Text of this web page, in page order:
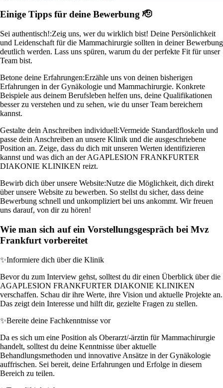
Einige Tipps für deine Bewerbung 🫡
Sei authentisch!:Zeig uns, wer du wirklich bist! Deine Persönlichkeit
und Leidenschaft für die Mammachirurgie sollten in deiner Bewerbung
deutlich werden. Lass uns spüren, warum du der perfekte Fit für unser
Team bist.
Betone deine Erfahrungen:Erzähle uns von deinen bisherigen
Erfahrungen in der Gynäkologie und Mammachirurgie. Konkrete
Beispiele aus deinem Berufsleben helfen uns, deine Qualifikationen
besser zu verstehen und zu sehen, wie du unser Team bereichern
kannst.
Gestalte dein Anschreiben individuell:Vermeide Standardfloskeln und
passe dein Anschreiben an unsere Klinik und die ausgeschriebene
Position an. Zeige, dass du dich mit unseren Werten identifizieren
kannst und was dich an der AGAPLESION FRANKFURTER
DIAKONIE KLINIKEN reizt.
Bewirb dich über unsere Website:Nutze die Möglichkeit, dich direkt
über unsere Website zu bewerben. So stellst du sicher, dass deine
Bewerbung schnell und unkompliziert bei uns ankommt. Wir freuen
uns darauf, von dir zu hören!
Wie man sich auf ein Vorstellungsgespräch bei Mvz
Frankfurt vorbereitet
✨Informiere dich über die Klinik
Bevor du zum Interview gehst, solltest du dir einen Überblick über die
AGAPLESION FRANKFURTER DIAKONIE KLINIKEN
verschaffen. Schau dir ihre Werte, ihre Vision und aktuelle Projekte an.
Das zeigt dein Interesse und hilft dir, gezielte Fragen zu stellen.
✨Bereite deine Fachkenntnisse vor
Da es sich um eine Position als Oberarzt/-ärztin für Mammachirurgie
handelt, solltest du deine Kenntnisse über aktuelle
Behandlungsmethoden und innovative Ansätze in der Gynäkologie
auffrischen. Sei bereit, deine Erfahrungen und Erfolge in diesem
Bereich zu teilen.